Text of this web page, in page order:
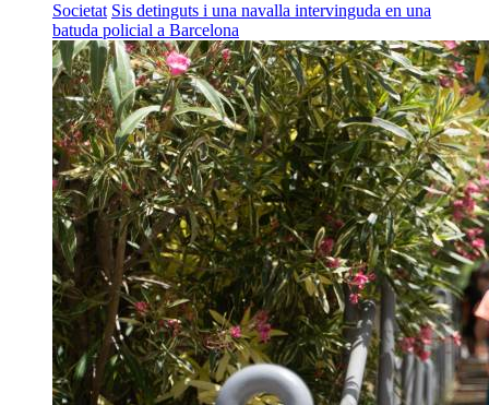
Societat Sis detinguts i una navalla intervinguda en una
batuda policial a Barcelona